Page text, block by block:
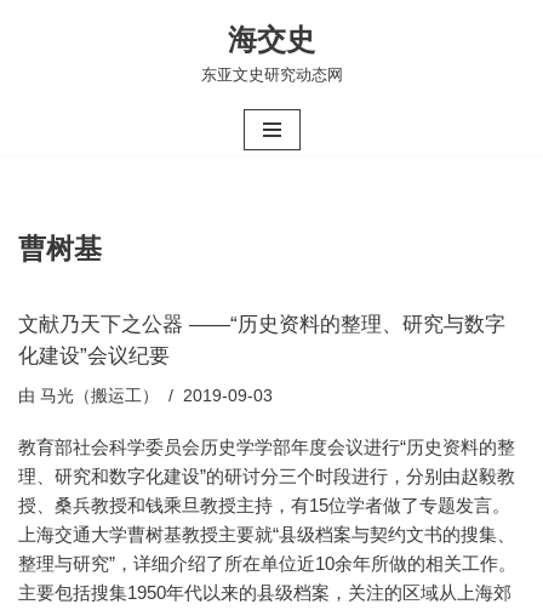
海交史
东亚文史研究动态网
曹树基
文献乃天下之公器 ——“历史资料的整理、研究与数字
化建设”会议纪要
由 马光（搬运工） 2019-09-03
教育部社会科学委员会历史学学部年度会议进行“历史资料的整
理、研究和数字化建设”的研讨分三个时段进行，分别由赵毅教
授、桑兵教授和钱乘旦教授主持，有15位学者做了专题发言。
上海交通大学曹树基教授主要就“县级档案与契约文书的搜集、
整理与研究”，详细介绍了所在单位近10余年所做的相关工作。
主要包括搜集1950年代以来的县级档案，关注的区域从上海郊